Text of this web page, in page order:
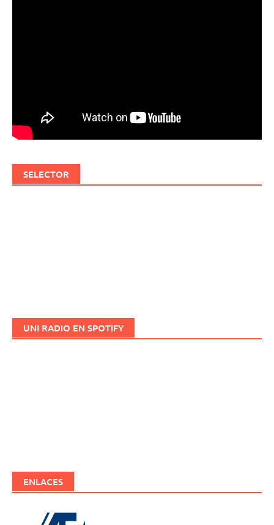
SELECTOR
UNI RADIO EN SPOTIFY
ENLACES